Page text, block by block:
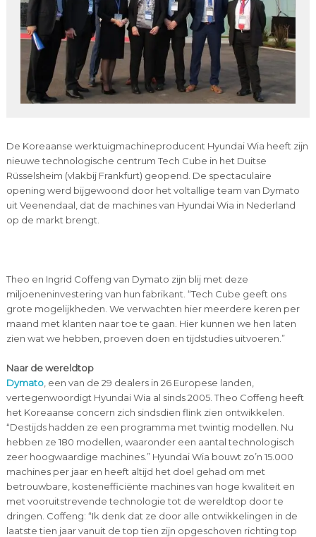
De Koreaanse werktuigmachineproducent Hyundai Wia heeft zijn
nieuwe technologische centrum Tech Cube in het Duitse
Rüsselsheim (vlakbij Frankfurt) geopend. De spectaculaire
opening werd bijgewoond door het voltallige team van Dymato
uit Veenendaal, dat de machines van Hyundai Wia in Nederland
op de markt brengt.
Theo en Ingrid Coffeng van Dymato zijn blij met deze
miljoeneninvestering van hun fabrikant. “Tech Cube geeft ons
grote mogelijkheden. We verwachten hier meerdere keren per
maand met klanten naar toe te gaan. Hier kunnen we hen laten
zien wat we hebben, proeven doen en tijdstudies uitvoeren.”
Naar de wereldtop
Dymato, een van de 29 dealers in 26 Europese landen,
vertegenwoordigt Hyundai Wia al sinds 2005. Theo Coffeng heeft
het Koreaanse concern zich sindsdien flink zien ontwikkelen.
“Destijds hadden ze een programma met twintig modellen. Nu
hebben ze 180 modellen, waaronder een aantal technologisch
zeer hoogwaardige machines.” Hyundai Wia bouwt zo’n 15.000
machines per jaar en heeft altijd het doel gehad om met
betrouwbare, kostenefficiënte machines van hoge kwaliteit en
met vooruitstrevende technologie tot de wereldtop door te
dringen. Coffeng: “Ik denk dat ze door alle ontwikkelingen in de
laatste tien jaar vanuit de top tien zijn opgeschoven richting top